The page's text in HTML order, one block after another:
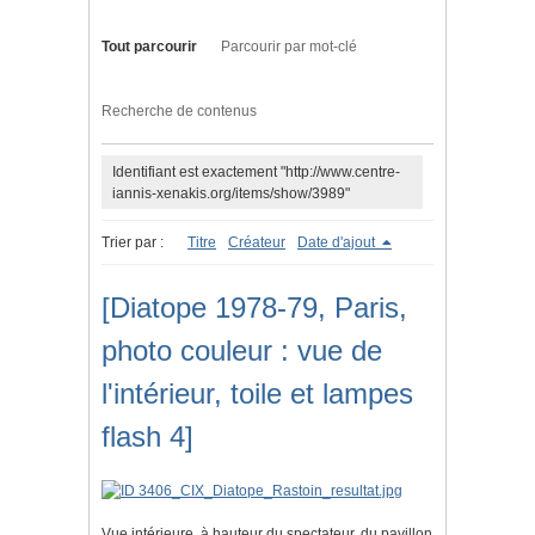
Tout parcourir Parcourir par mot-clé
Recherche de contenus
Identifiant est exactement "http://www.centre-
iannis-xenakis.org/items/show/3989"
Trier par : Titre Créateur Date d'ajout
[Diatope 1978-79, Paris,
photo couleur : vue de
l'intérieur, toile et lampes
flash 4]